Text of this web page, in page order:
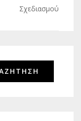
Σχεδιασμού